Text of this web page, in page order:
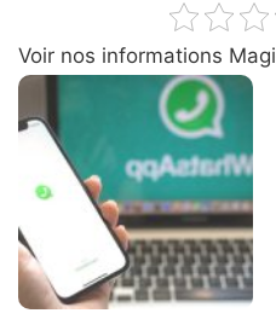
Voir nos informations